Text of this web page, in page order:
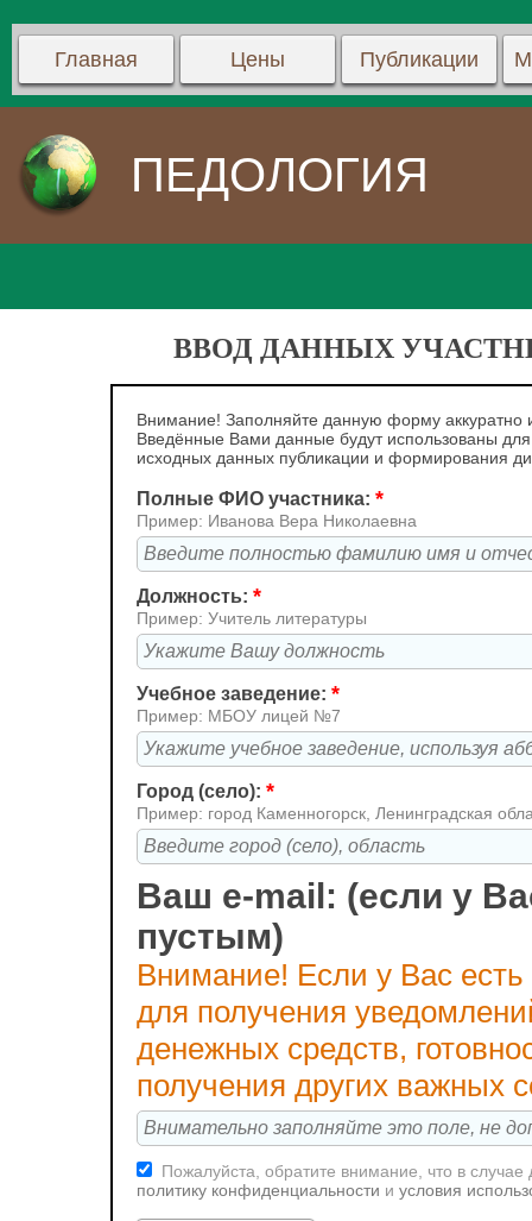
Главная Цены Публикации
ПЕДОЛОГИЯ
ВВОД ДАННЫХ
Внимание! Заполняйте данную форму аккуратно
Введённые Вами данные будут использованы
исходных данных публикации и формирования
Полные ФИО участника: *
Пример: Иванова Вера Николаевна
Должность: *
Пример: Учитель литературы
Учебное заведение: *
Пример: МБОУ лицей №7
Город (село): *
Пример: город Каменногорск, Ленинградская
Ваш e-mail: (если у
пустым)
Внимание! Если у Вас
для получения
денежных средств,
получения других важных
Пожалуйста, обратите внимание, что в
политику конфиденциальности и условия